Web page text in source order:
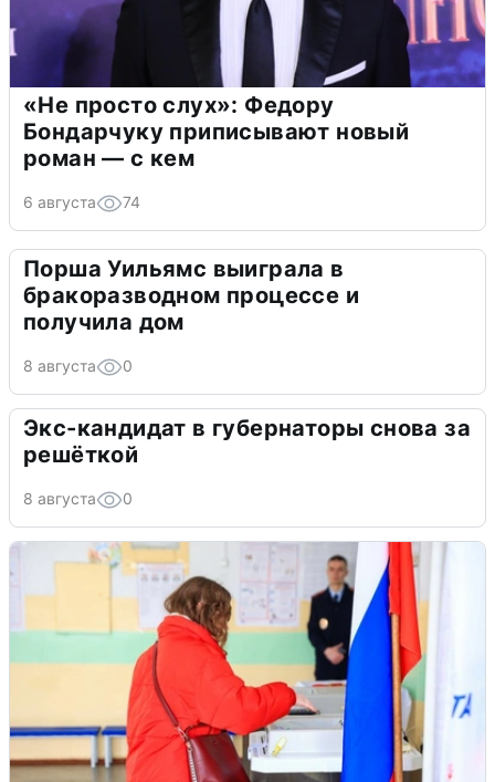
«Не просто слух»: Федору
Бондарчуку приписывают новый
роман — с кем
6 августа 74
Порша Уильямс выиграла в
бракоразводном процессе и
получила дом
8 августа 0
Экс-кандидат в губернаторы снова за
решёткой
8 августа 0